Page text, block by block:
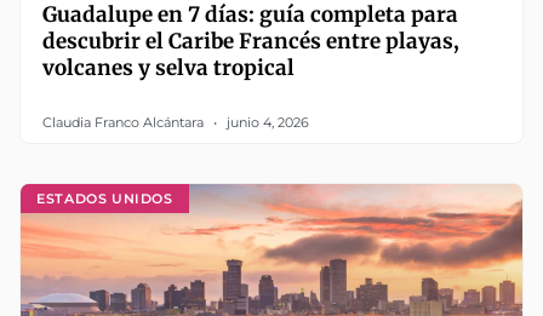
Guadalupe en 7 días: guía completa para
descubrir el Caribe Francés entre playas,
volcanes y selva tropical
Claudia Franco Alcántara junio 4, 2026
ESTADOS UNIDOS